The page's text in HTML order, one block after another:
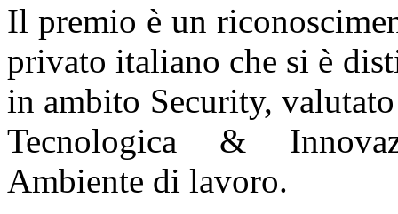
Il premio è un
privato italiano che si è
in ambito Security,
Tecnologica &
Ambiente di lavoro.